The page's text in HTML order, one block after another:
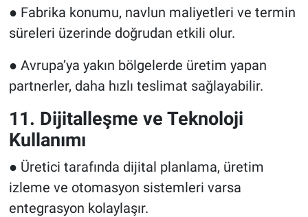
● Fabrika konumu, navlun maliyetleri ve termin
süreleri üzerinde doğrudan etkili olur.
● Avrupa’ya yakın bölgelerde üretim yapan
partnerler, daha hızlı teslimat sağlayabilir.
11. Dijitalleşme ve Teknoloji
Kullanımı
● Üretici tarafında dijital planlama, üretim
izleme ve otomasyon sistemleri varsa
entegrasyon kolaylaşır.